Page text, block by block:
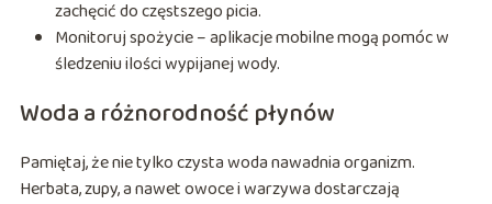
zachęcić do częstszego picia.
Monitoruj spożycie – aplikacje mobilne mogą pomóc w
śledzeniu ilości wypijanej wody.
Woda a różnorodność płynów
Pamiętaj, że nie tylko czysta woda nawadnia organizm.
Herbata, zupy, a nawet owoce i warzywa dostarczają